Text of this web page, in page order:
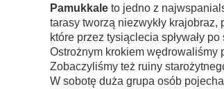
Pamukkale to jedno z
tarasy tworzą niezwykły
które przez tysiąclecia spływały
Ostrożnym krokiem wędrowaliśmy
Zobaczyliśmy też ruiny
W sobotę duża grupa osób